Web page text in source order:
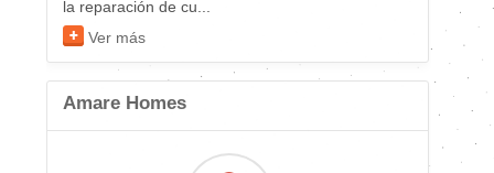
la reparación de cu...
Ver más
Amare Homes